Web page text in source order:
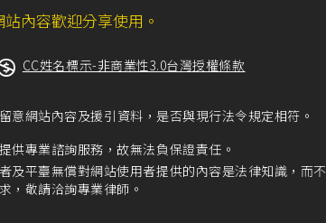
內容歡迎分享使用。
CC姓名標示-非商業性3.0台灣授權條款
意網站內容及援引資料，是否與現行法令規定相符。
供專業諮詢服務，故無法負保證責任。
及平臺無償對網站使用者提供的內容是法律知識，而不
，敬請洽詢專業律師。